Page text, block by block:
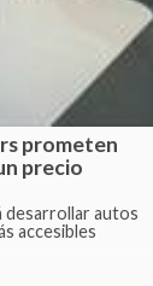
prometen
precio
desarrollar autos
accesibles